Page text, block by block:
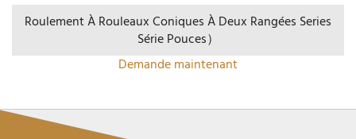
Roulement À Rouleaux Coniques À Deux Rangées Series
Série Pouces）
Demande maintenant